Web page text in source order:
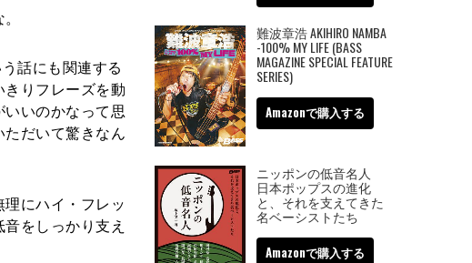
話にも関連する
りフレーズを動
いのかなって思
だいて驚きなん
にハイ・フレッ
をしっかり支え
難波章浩 AKIHIRO NAMBA
-100% MY LIFE (BASS
MAGAZINE SPECIAL FEATURE
SERIES)
Amazonで購入する
ニッポンの低音名人
日本ポップスの進化
と、それを支えてきた
名ベーシストたち
Amazonで購入する